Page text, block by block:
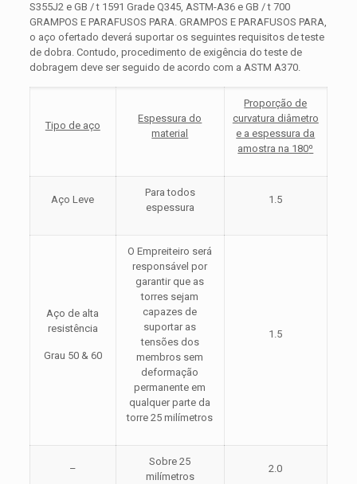
S355J2 e GB / t 1591 Grade Q345, ASTM-A36 e GB / t 700
GRAMPOS E PARAFUSOS PARA. GRAMPOS E PARAFUSOS PARA,
o aço ofertado deverá suportar os seguintes requisitos de teste
de dobra. Contudo, procedimento de exigência do teste de
dobragem deve ser seguido de acordo com a ASTM A370.
Tipo de aço
Espessura do
material
Proporção de
curvatura diâmetro
e a espessura da
amostra na 180⁰
Aço Leve
Para todos
espessura
1.5
Aço de alta
resistência
Grau 50 & 60
O Empreiteiro será
responsável por
garantir que as
torres sejam
capazes de
suportar as
tensões dos
membros sem
deformação
permanente em
qualquer parte da
torre 25 milímetros
1.5
–
Sobre 25
milímetros
2.0